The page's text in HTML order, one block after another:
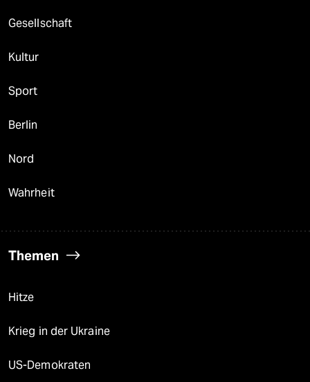
Gesellschaft
Kultur
Sport
Berlin
Nord
Wahrheit
Themen
Hitze
Krieg in der Ukraine
US-Demokraten